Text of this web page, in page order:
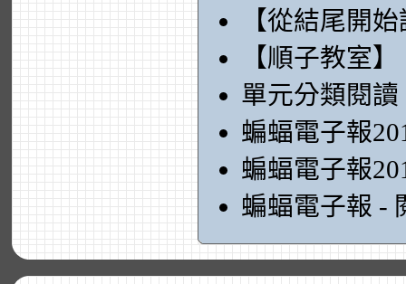
【從結尾開
【順子教室】
單元分類閱讀
蝙蝠電子報
蝙蝠電子報
蝙蝠電子報 -